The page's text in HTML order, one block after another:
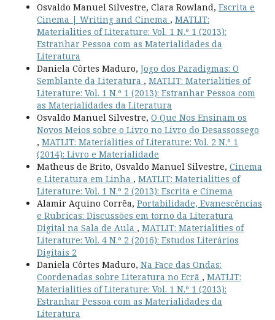
Osvaldo Manuel Silvestre, Clara Rowland, Escrita e
Cinema | Writing and Cinema , MATLIT:
Materialities of Literature: Vol. 1 N.º 1 (2013):
Estranhar Pessoa com as Materialidades da
Literatura
Daniela Côrtes Maduro, Jogo dos Paradigmas: O
Semblante da Literatura , MATLIT: Materialities of
Literature: Vol. 1 N.º 1 (2013): Estranhar Pessoa com
as Materialidades da Literatura
Osvaldo Manuel Silvestre, O Que Nos Ensinam os
Novos Meios sobre o Livro no Livro do Desassossego
, MATLIT: Materialities of Literature: Vol. 2 N.º 1
(2014): Livro e Materialidade
Matheus de Brito, Osvaldo Manuel Silvestre, Cinema
e Literatura em Linha , MATLIT: Materialities of
Literature: Vol. 1 N.º 2 (2013): Escrita e Cinema
Alamir Aquino Corrêa, Portabilidade, Evanescências
e Rubricas: Discussões em torno da Literatura
Digital na Sala de Aula , MATLIT: Materialities of
Literature: Vol. 4 N.º 2 (2016): Estudos Literários
Digitais 2
Daniela Côrtes Maduro, Na Face das Ondas:
Coordenadas sobre Literatura no Ecrã , MATLIT:
Materialities of Literature: Vol. 1 N.º 1 (2013):
Estranhar Pessoa com as Materialidades da
Literatura